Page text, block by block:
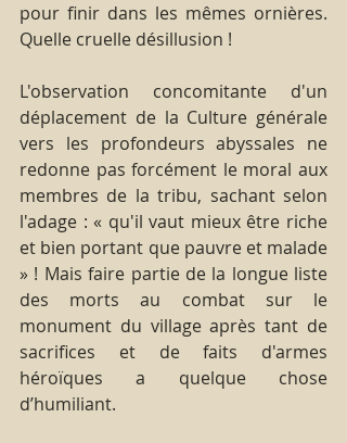
pour finir dans les mêmes ornières.
Quelle cruelle désillusion !
L'observation concomitante d'un
déplacement de la Culture générale
vers les profondeurs abyssales ne
redonne pas forcément le moral aux
membres de la tribu, sachant selon
l'adage : « qu'il vaut mieux être riche
et bien portant que pauvre et malade
» ! Mais faire partie de la longue liste
des morts au combat sur le
monument du village après tant de
sacrifices et de faits d'armes
héroïques a quelque chose
d’humiliant.